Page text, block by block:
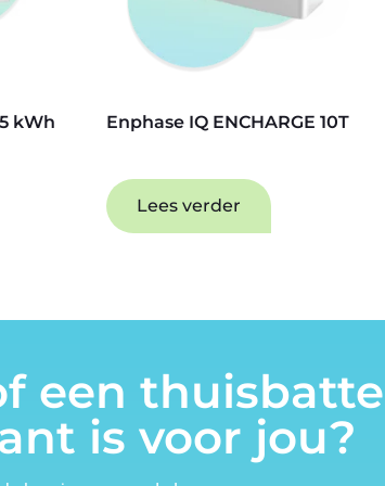
kWh Enphase IQ ENCHARGE 10T
Lees verder
een
is voor jou?